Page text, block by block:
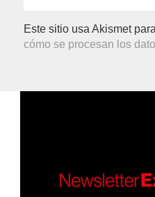
Este sitio usa Akismet
cómo se procesan los